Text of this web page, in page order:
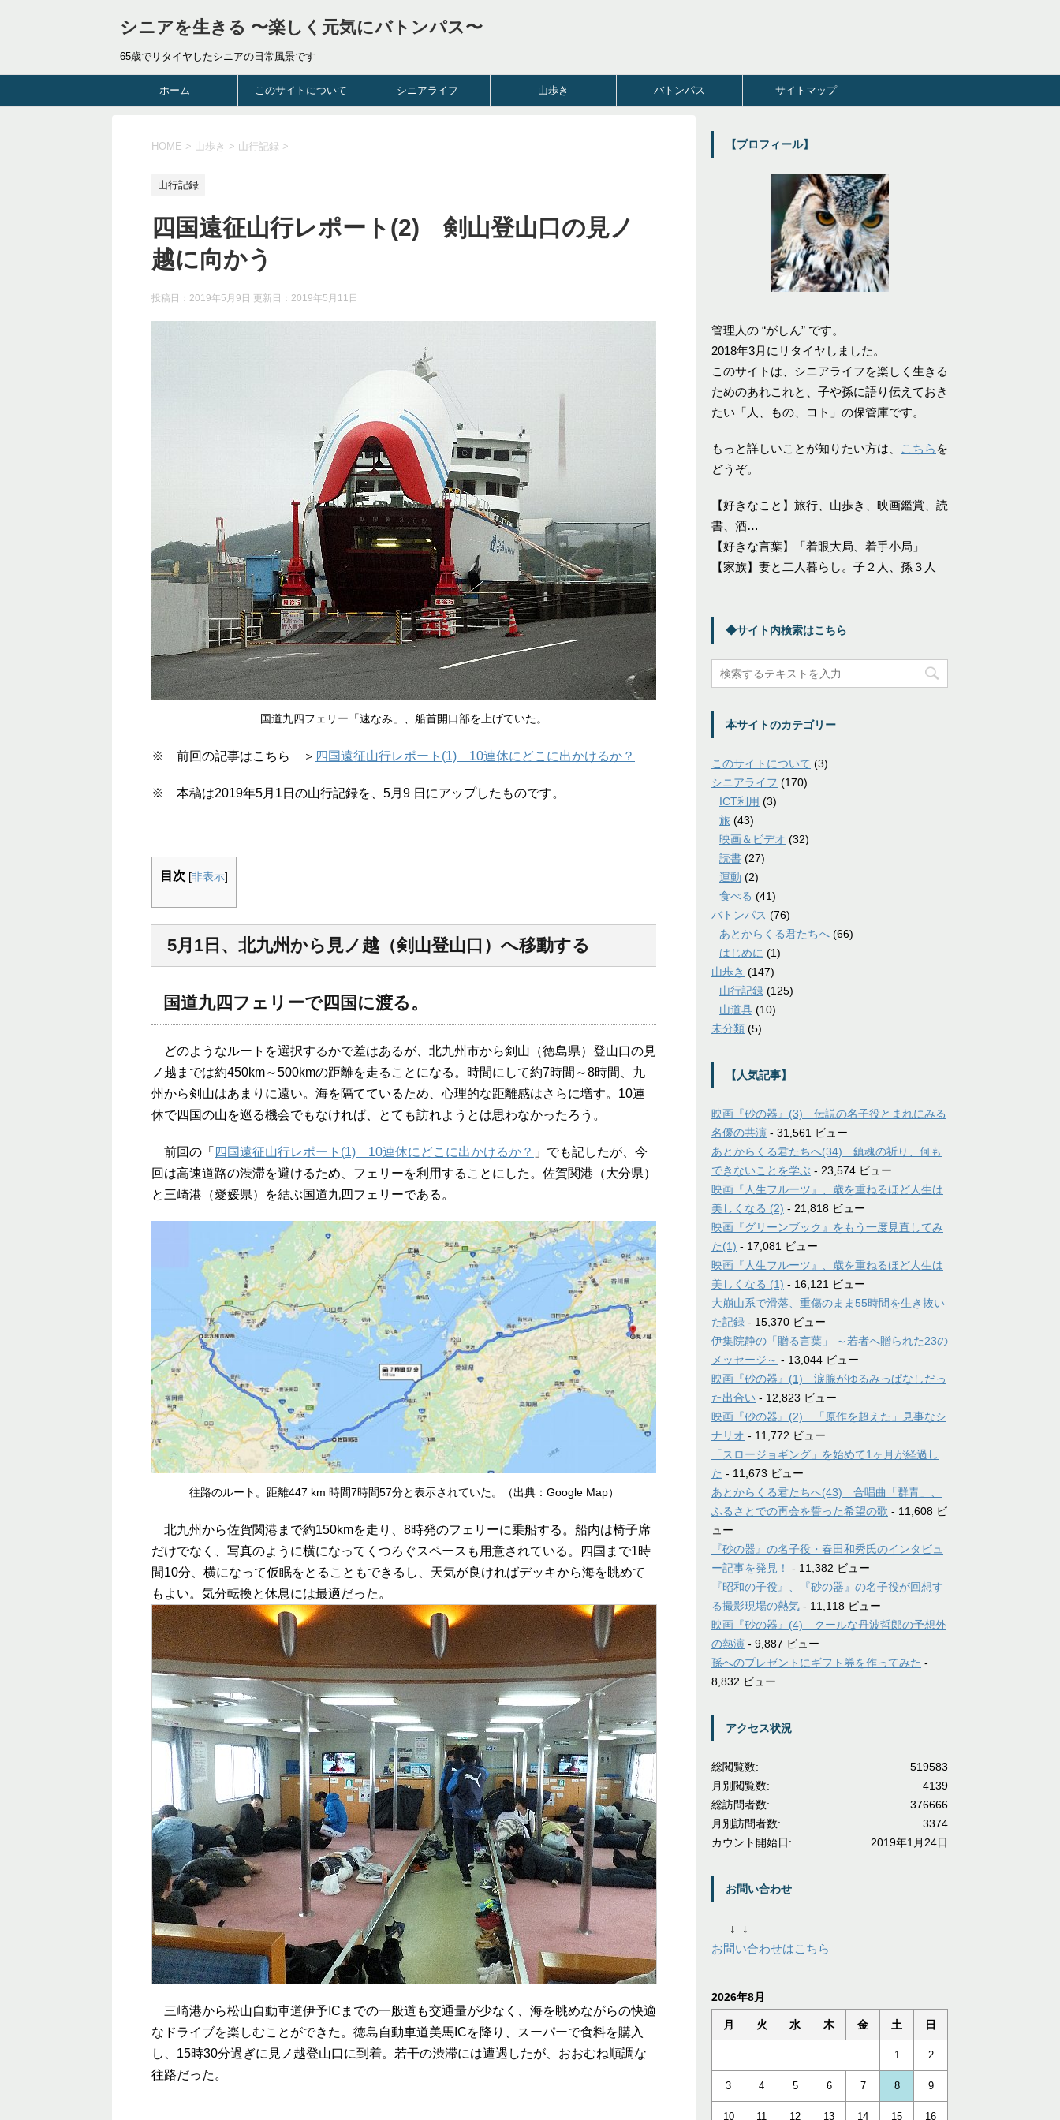
シニアを生きる 〜楽しく元気にバトンパス〜
65歳でリタイヤしたシニアの日常風景です
ホーム このサイトについて シニアライフ 山歩き バトンパス サイトマップ
HOME > 山歩き > 山行記録 >
山行記録
四国遠征山行レポート(2) 剣山登山口の見ノ
越に向かう
投稿日：2019年5月9日 更新日： 2019年5月11日
国道九四フェリー「速なみ」、船首開口部を上げていた。
※ 前回の記事はこちら ＞ 四国遠征山行レポート(1) 10連休にどこに出かけるか？
※ 本稿は2019年5月1日の山行記録を、5月9 日にアップしたものです。
目次 [非表示]
5月1日、北九州から見ノ越（剣山登山口）へ移動する
国道九四フェリーで四国に渡る。
どのようなルートを選択するかで差はあるが、北九州市から剣山（徳島県）登山口の見
ノ越までは約450km～500kmの距離を走ることになる。時間にして約7時間～8時間、九
州から剣山はあまりに遠い。海を隔てているため、心理的な距離感はさらに増す。10連
休で四国の山を巡る機会でもなければ、とても訪れようとは思わなかったろう。
前回の「 四国遠征山行レポート(1) 10連休にどこに出かけるか？ 」でも記したが、今
回は高速道路の渋滞を避けるため、フェリーを利用することにした。佐賀関港（大分県）
と三崎港（愛媛県）を結ぶ国道九四フェリーである。
往路のルート。距離447 km 時間7時間57分と表示されていた。（出典：Google Map）
北九州から佐賀関港まで約150kmを走り、8時発のフェリーに乗船する。船内は椅子席
だけでなく、写真のように横になってくつろぐスペースも用意されている。四国まで1時
間10分、横になって仮眠をとることもできるし、天気が良ければデッキから海を眺めて
もよい。気分転換と休息には最適だった。
三崎港から松山自動車道伊予ICまでの一般道も交通量が少なく、海を眺めながらの快適
なドライブを楽しむことができた。徳島自動車道美馬ICを降り、スーパーで食料を購入
し、15時30分過ぎに見ノ越登山口に到着。若干の渋滞には遭遇したが、おおむね順調な
往路だった。
【プロフィール】
管理人の “がしん” です。
2018年3月にリタイヤしました。
このサイトは、シニアライフを楽しく生きる
ためのあれこれと、子や孫に語り伝えておき
たい「人、もの、コト」の保管庫です。
もっと詳しいことが知りたい方は、 こちら を
どうぞ。
【好きなこと】旅行、山歩き、映画鑑賞、読
書、酒…
【好きな言葉】「着眼大局、着手小局」
【家族】妻と二人暮らし。子２人、孫３人
◆サイト内検索はこちら
本サイトのカテゴリー
このサイトについて (3)
シニアライフ (170)
ICT利用 (3)
旅 (43)
映画＆ビデオ (32)
読書 (27)
運動 (2)
食べる (41)
バトンパス (76)
あとからくる君たちへ (66)
はじめに (1)
山歩き (147)
山行記録 (125)
山道具 (10)
未分類 (5)
【人気記事】
映画『砂の器』(3) 伝説の名子役とまれにみる
名優の共演 - 31,561 ビュー
あとからくる君たちへ(34) 鎮魂の祈り、何も
できないことを学ぶ - 23,574 ビュー
映画『人生フルーツ』、歳を重ねるほど人生は
美しくなる (2) - 21,818 ビュー
映画『グリーンブック』をもう一度見直してみ
た(1) - 17,081 ビュー
映画『人生フルーツ』、歳を重ねるほど人生は
美しくなる (1) - 16,121 ビュー
大崩山系で滑落、重傷のまま55時間を生き抜い
た記録 - 15,370 ビュー
伊集院静の「贈る言葉」 ～若者へ贈られた23の
メッセージ～ - 13,044 ビュー
映画『砂の器』(1) 涙腺がゆるみっぱなしだっ
た出合い - 12,823 ビュー
映画『砂の器』(2) 「原作を超えた」見事なシ
ナリオ - 11,772 ビュー
「スロージョギング」を始めて1ヶ月が経過し
た - 11,673 ビュー
あとからくる君たちへ(43) 合唱曲「群青」、
ふるさとでの再会を誓った希望の歌 - 11,608 ビ
ュー
『砂の器』の名子役・春田和秀氏のインタビュ
ー記事を発見！
- 11,382 ビュー
『昭和の子役』、『砂の器』の名子役が回想す
る撮影現場の熱気 - 11,118 ビュー
映画『砂の器』(4) クールな丹波哲郎の予想外
の熱演 - 9,887 ビュー
孫へのプレゼントにギフト券を作ってみた -
8,832 ビュー
アクセス状況
519583
総閲覧数:
4139
月別閲覧数:
376666
総訪問者数:
3374
月別訪問者数:
2019年1月24日
カウント開始日:
お問い合わせ
↓
↓
お問い合わせはこちら
2026年8月
月 火 水 木 金 土 日
1 2
3 4 5 6 7 8 9
10 11 12 13 14 15 16